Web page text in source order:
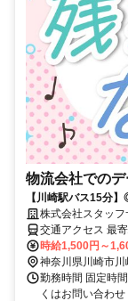
物流会社での
【川崎駅バス15分
ン！株式会社スタッ
時給1,500円～
神奈川県川崎市川
勤務時間 固定時
くはお問い合わ